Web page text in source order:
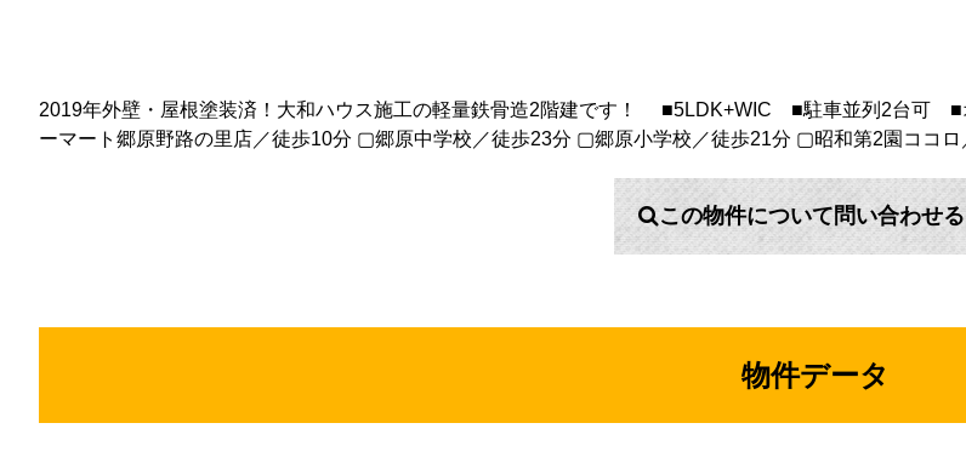
2019年外壁・屋根塗装済！大和ハウス施工の軽量鉄骨造2階建です！ ■5LDK+WIC ■駐車並列2台
ーマート郷原野路の里店／徒歩10分 ▢郷原中学校／徒歩23分 ▢郷原小学校／徒歩21分 ▢昭和第2園ココロ
この物件について問い合わせ
物件データ